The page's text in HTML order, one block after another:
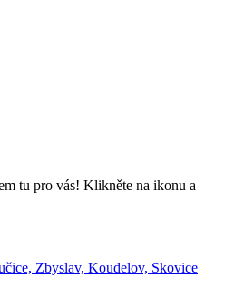
tu pro vás! Klikněte na ikonu a
Zbyslav, Koudelov, Skovice